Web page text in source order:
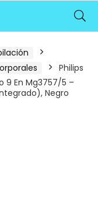
Philips
9 En Mg3757/5 –
Negro